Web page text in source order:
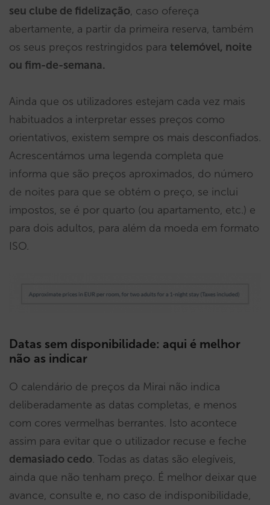
seu clube de fidelização, caso ofereça
abertamente, a partir da primeira reserva, também
os seus preços restringidos para telemóvel, noite
ou fim-de-semana.
Ainda que os utilizadores estejam cada vez mais
habituados a interpretar esses preços como
orientativos, existem sempre os mais desconfiados.
Acrescentámos uma legenda completa que
informa que são preços aproximados, do número
de noites para que se obtém o preço, se inclui
impostos, se é por quarto (ou apartamento, etc.) e
para dois adultos, para além da moeda em formato
ISO.
Datas sem disponibilidade: aqui é melhor
não as indicar
O calendário de preços da Mirai não indica
deliberadamente as datas completas, e menos
com cores vermelhas berrantes. Isto acontece
assim para evitar que o utilizador recuse e feche
demasiado cedo. Todas as datas são elegíveis,
ainda que não tenham preço. É melhor deixar que
avance, consulte e, no caso de indisponibilidade,